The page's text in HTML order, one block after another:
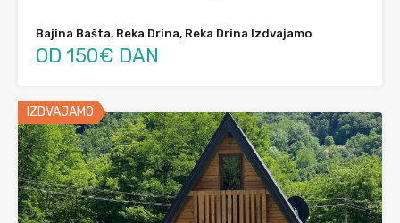
Bajina Bašta, Reka Drina, Reka Drina Izdvajamo
OD 150€ DAN
IZDVAJAMO